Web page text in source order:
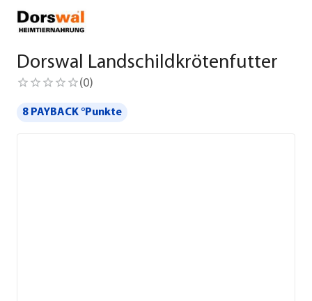
Dorswal Landschildkrötenfutter
(0)
8 PAYBACK °Punkte